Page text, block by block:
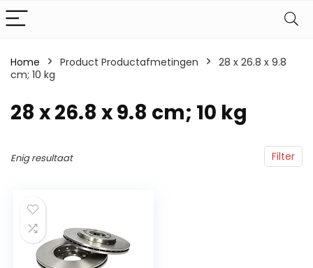
Home Product Productafmetingen
‎28 x 26.8 x 9.8
cm; 10 kg
‎28 x 26.8 x 9.8 cm; 10 kg
Filter
Enig resultaat